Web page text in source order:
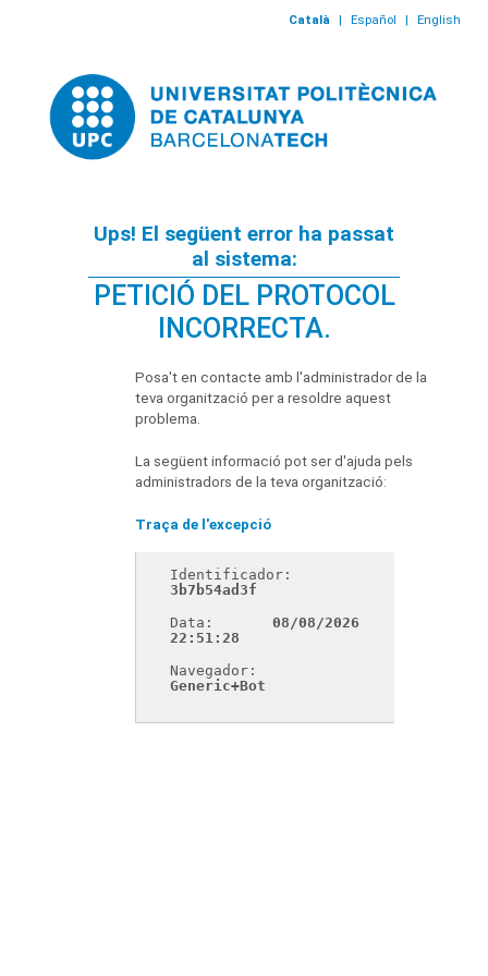
Català | Español | English
Ups! El següent error ha passat
al sistema:
PETICIÓ DEL PROTOCOL
INCORRECTA.
Posa't en contacte amb l'administrador de la
teva organització per a resoldre aquest
problema.
La següent informació pot ser d'ajuda pels
administradors de la teva organització:
Traça de l'excepció
3b7b54ad3f
Data:
08/08/2026
22:51:28
Generic+Bot